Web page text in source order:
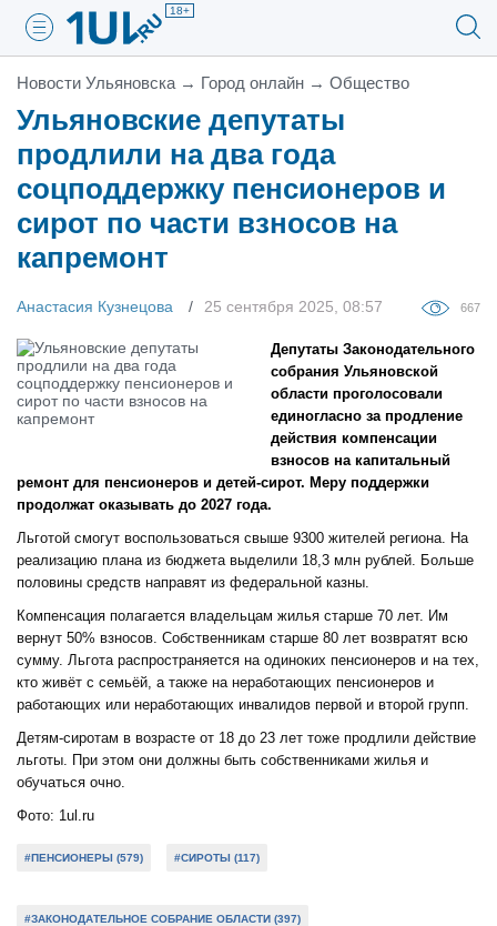
18+
Новости Ульяновска → Город онлайн → Общество
Ульяновские депутаты
продлили на два года
соцподдержку пенсионеров и
сирот по части взносов на
капремонт
Анастасия Кузнецова 25 сентября 2025, 08:57 667
Депутаты Законодательного
собрания Ульяновской
области проголосовали
единогласно за продление
действия компенсации
взносов на капитальный
ремонт для пенсионеров и детей-сирот. Меру поддержки
продолжат оказывать до 2027 года.
Льготой смогут воспользоваться свыше 9300 жителей региона. На
реализацию плана из бюджета выделили 18,3 млн рублей. Больше
половины средств направят из федеральной казны.
Компенсация полагается владельцам жилья старше 70 лет. Им
вернут 50% взносов. Собственникам старше 80 лет возвратят всю
сумму. Льгота распространяется на одиноких пенсионеров и на тех,
кто живёт с семьёй, а также на неработающих пенсионеров и
работающих или неработающих инвалидов первой и второй групп.
Детям-сиротам в возрасте от 18 до 23 лет тоже продлили действие
льготы. При этом они должны быть собственниками жилья и
обучаться очно.
Фото: 1ul.ru
#ПЕНСИОНЕРЫ (579) #СИРОТЫ (117)
#ЗАКОНОДАТЕЛЬНОЕ СОБРАНИЕ ОБЛАСТИ (397)